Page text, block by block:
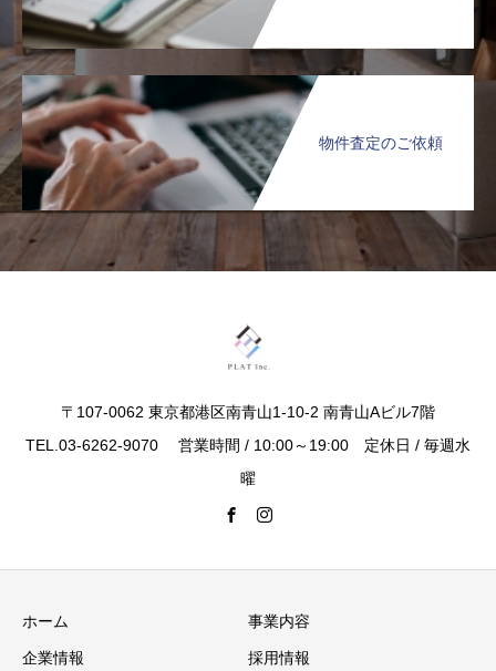
物件査定のご依頼
〒107-0062 東京都港区南青山1-10-2 南青山Aビル7階
TEL.03-6262-9070 営業時間 / 10:00～19:00 定休日 / 毎週水
曜
ホーム 事業内容
企業情報 採用情報